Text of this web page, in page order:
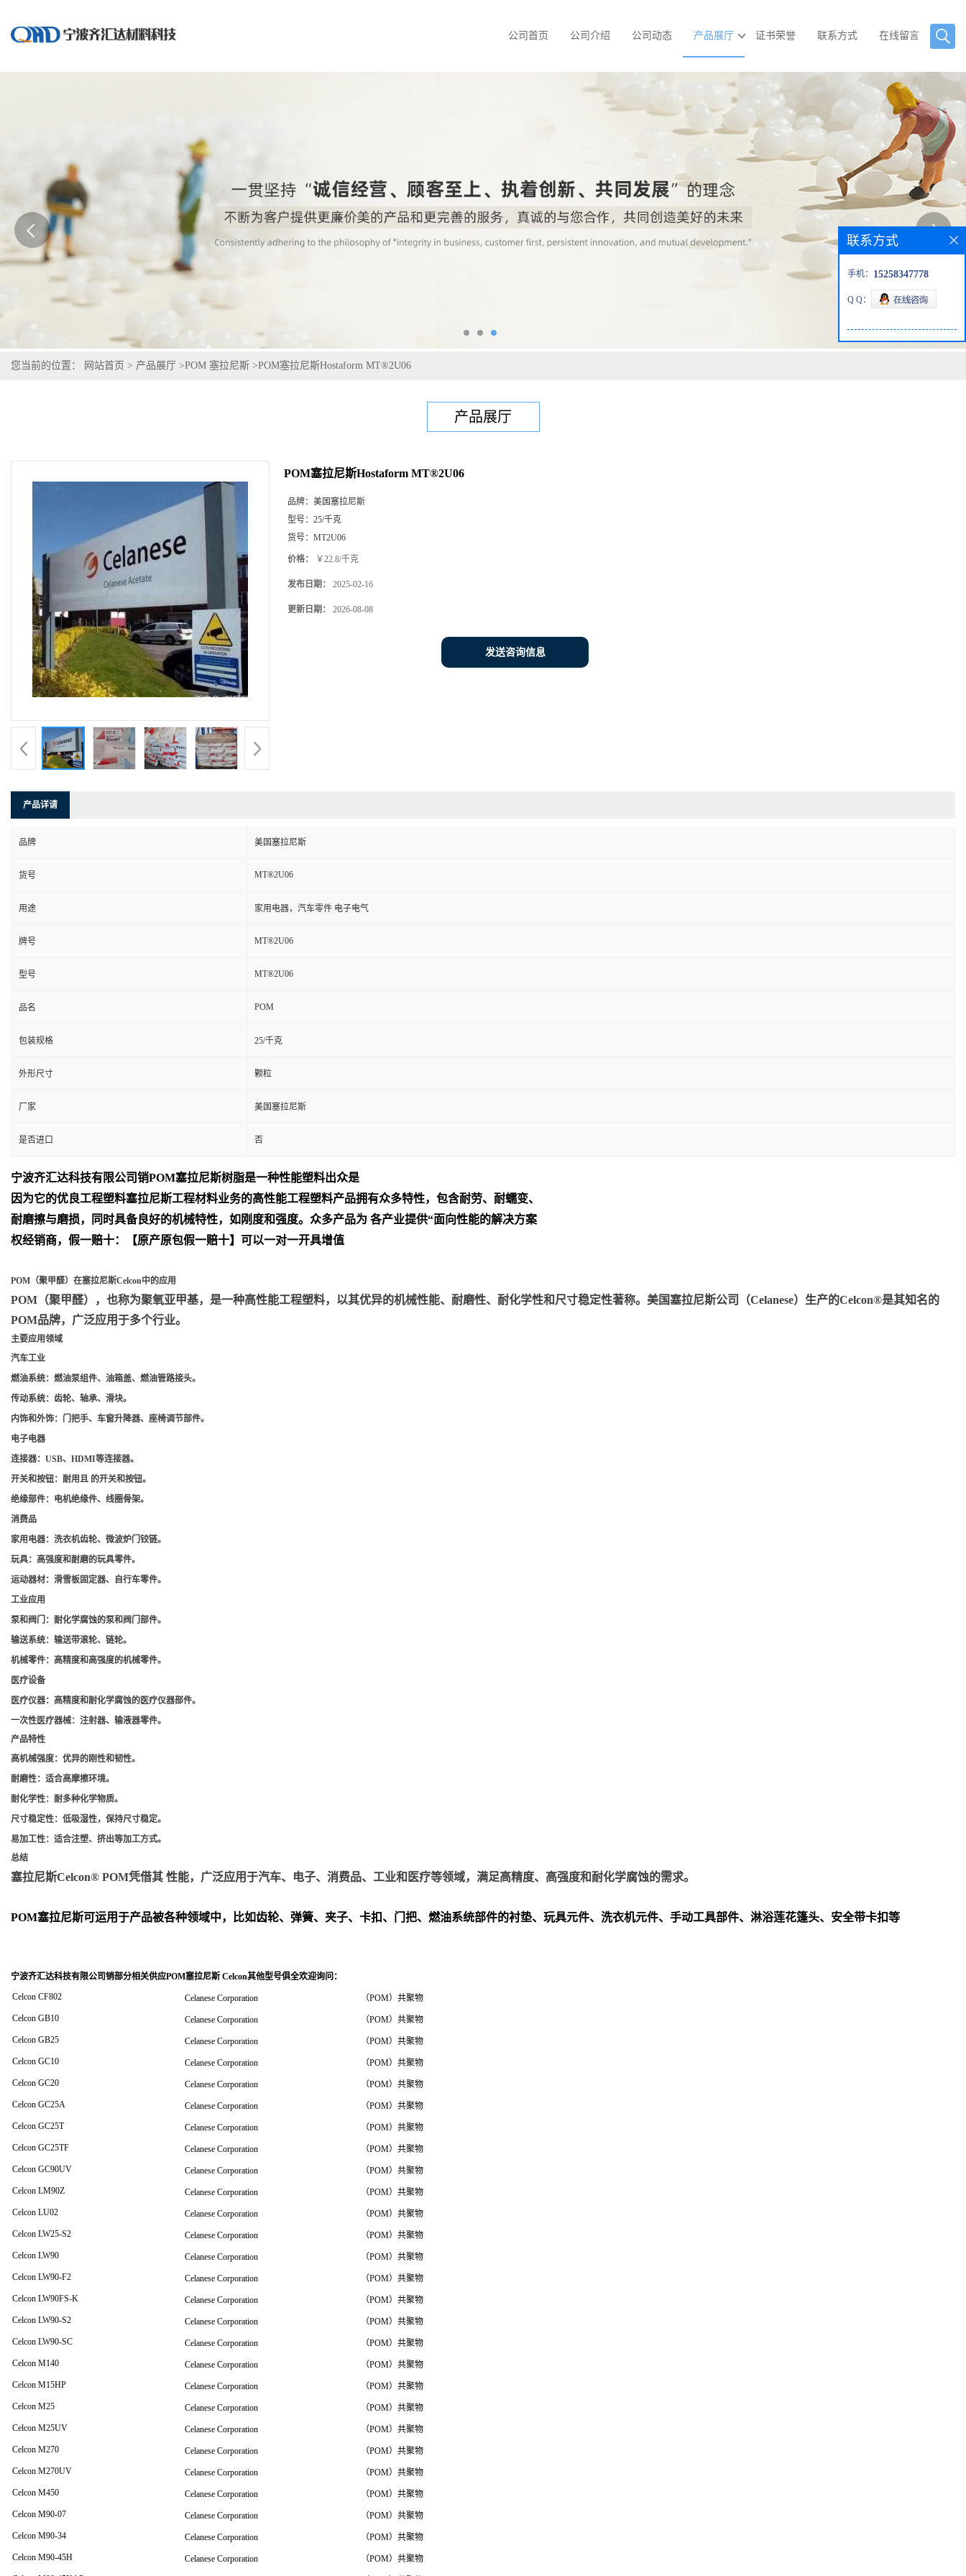
公司首页 公司介绍 公司动态 产品展厅 证书荣誉 联系方式 在线留言
您当前的位置： 网站首页 > 产品展厅 >POM 塞拉尼斯 >POM塞拉尼斯Hostaform MT®2U06
产品展厅
POM塞拉尼斯Hostaform MT®2U06
品牌： 美国塞拉尼斯
型号： 25/千克
货号： MT2U06
价格： ￥22.8/千克
发布日期： 2025-02-16
更新日期： 2026-08-08
发送咨询信息
产品详请
品牌 美国塞拉尼斯
货号 MT®2U06
用途 家用电器，汽车零件 电子电气
牌号 MT®2U06
型号 MT®2U06
品名 POM
包装规格 25/千克
外形尺寸 颗粒
厂家 美国塞拉尼斯
是否进口 否
宁波齐汇达科技有限公司销POM塞拉尼斯树脂是一种性能塑料出众是
因为它的优良工程塑料塞拉尼斯工程材料业务的高性能工程塑料产品拥有众多特性，包含耐劳、耐蠕变、
耐磨擦与磨损，同时具备良好的机械特性，如刚度和强度。众多产品为 各产业提供“面向性能的解决方案
权经销商，假一赔十：【原产原包假一赔十】可以一对一开具增值
POM（聚甲醛）在塞拉尼斯Celcon中的应用
POM（聚甲醛）
，也称为聚氧亚甲基，是一种高性能工程塑料，以其优异的机械性能、耐磨性、耐化学性和尺寸稳定性著称。美国塞拉尼斯公司（Celanese）生产的Celcon®是其知名的
POM品牌，广泛应用于多个行业。
主要应用领域
汽车工业
燃油系统：燃油泵组件、油箱盖、燃油管路接头。
传动系统：齿轮、轴承、滑块。
内饰和外饰：门把手、车窗升降器、座椅调节部件。
电子电器
连接器：USB、HDMI等连接器。
开关和按钮：耐用且 的开关和按钮。
绝缘部件：电机绝缘件、线圈骨架。
消费品
家用电器：洗衣机齿轮、微波炉门铰链。
玩具：高强度和耐磨的玩具零件。
运动器材：滑雪板固定器、自行车零件。
工业应用
泵和阀门 ：耐化学腐蚀的泵和阀门部件。
输送系统：输送带滚轮、链轮。
机械零件：高精度和高强度的机械零件。
医疗设备
医疗仪器：高精度和耐化学腐蚀的医疗仪器部件。
一次性医疗器械：注射器、输液器零件。
产品特性
高机械强度：优异的刚性和韧性。
耐磨性：适合高摩擦环境。
耐化学性：耐多种化学物质。
尺寸稳定性：低吸湿性，保持尺寸稳定。
易加工性：适合注塑、挤出等加工方式。
总结
塞拉尼斯Celcon® POM凭借其 性能，广泛应用于汽车、电子、消费品、工业和医疗等领域，满足高精度、高强度和耐化学腐蚀的需求。
POM塞拉尼斯可运用于产品被各种领域中，比如齿轮、弹簧、夹子、卡扣、门把、 燃油系统部件的衬垫、玩具元件、洗衣机元件、手动工具部件、淋浴莲花篷头、安全带卡扣等
宁波齐汇达科技有限公司销部分相关供应POM塞拉尼斯 Celcon其他型号俱全欢迎询问 ：
Celcon CF802
Celanese Corporation
（POM）共聚物
Celcon GB10
Celanese Corporation
（POM）共聚物
Celcon GB25
Celanese Corporation
（POM）共聚物
Celcon GC10
Celanese Corporation
（POM）共聚物
Celcon GC20
Celanese Corporation
（POM）共聚物
Celcon GC25A
Celanese Corporation
（POM）共聚物
Celcon GC25T
Celanese Corporation
（POM）共聚物
Celcon GC25TF
Celanese Corporation
（POM）共聚物
Celcon GC90UV
Celanese Corporation
（POM）共聚物
Celcon LM90Z
Celanese Corporation
（POM）共聚物
Celcon LU02
Celanese Corporation
（POM）共聚物
Celcon LW25-S2
Celanese Corporation
（POM）共聚物
Celcon LW90
Celanese Corporation
（POM）共聚物
Celcon LW90-F2
Celanese Corporation
（POM）共聚物
Celcon LW90FS-K
Celanese Corporation
（POM）共聚物
Celcon LW90-S2
Celanese Corporation
（POM）共聚物
Celcon LW90-SC
Celanese Corporation
（POM）共聚物
Celcon M140
Celanese Corporation
（POM）共聚物
Celcon M15HP
Celanese Corporation
（POM）共聚物
Celcon M25
Celanese Corporation
（POM）共聚物
Celcon M25UV
Celanese Corporation
（POM）共聚物
Celcon M270
Celanese Corporation
（POM）共聚物
Celcon M270UV
Celanese Corporation
（POM）共聚物
Celcon M450
Celanese Corporation
（POM）共聚物
Celcon M90-07
Celanese Corporation
（POM）共聚物
Celcon M90-34
Celanese Corporation
（POM）共聚物
Celcon M90-45H
Celanese Corporation
（POM）共聚物
联系方式
手机： 15258347778
Q Q：